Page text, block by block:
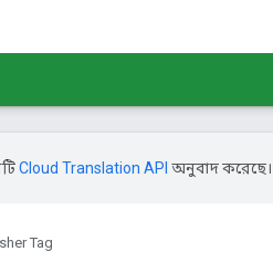
Cloud Translation API অনুবাদ করেছে।
Tag